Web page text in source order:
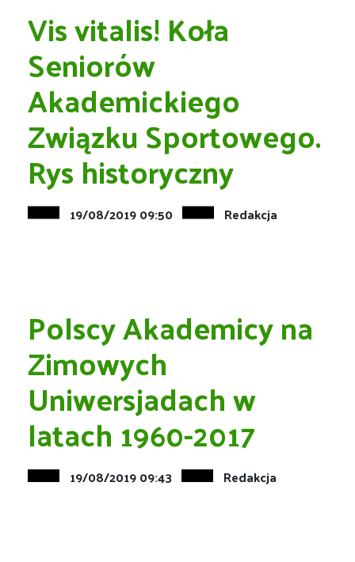
Vis vitalis! Koła
Seniorów
Akademickiego
Związku Sportowego.
Rys historyczny
19/08/2019 09:50 Redakcja
Polscy Akademicy na
Zimowych
Uniwersjadach w
latach 1960-2017
19/08/2019 09:43 Redakcja